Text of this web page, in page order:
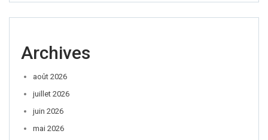
Archives
août 2026
juillet 2026
juin 2026
mai 2026